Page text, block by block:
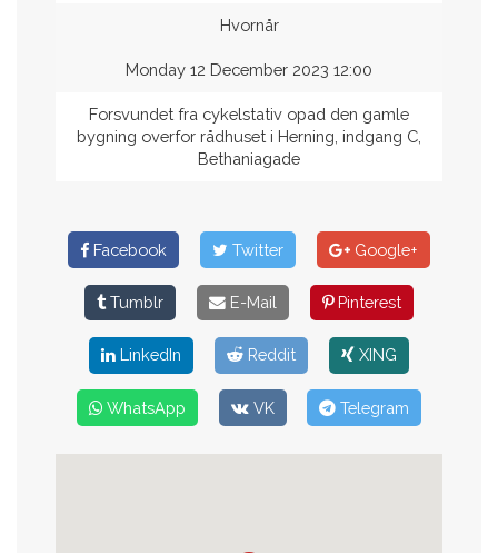
Hvornår
Monday 12 December 2023 12:00
Forsvundet fra cykelstativ opad den gamle
bygning overfor rådhuset i Herning, indgang C,
Bethaniagade
Facebook Twitter Google+
Tumblr E-Mail Pinterest
LinkedIn Reddit XING
WhatsApp VK Telegram